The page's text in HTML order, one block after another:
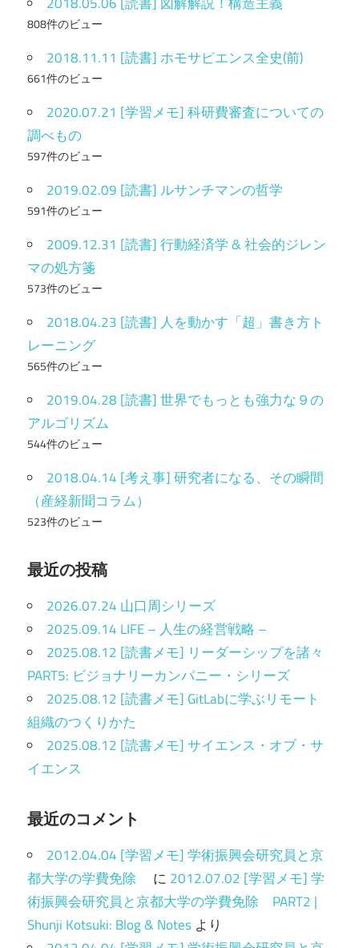
808件のビュー
2018.11.11 [読書] ホモサピエンス全史(前)
661件のビュー
2020.07.21 [学習メモ] 科研費審査についての
調べもの
597件のビュー
2019.02.09 [読書] ルサンチマンの哲学
591件のビュー
2009.12.31 [読書] 行動経済学 & 社会的ジレン
マの処方箋
573件のビュー
2018.04.23 [読書] 人を動かす「超」書き方ト
レーニング
565件のビュー
2019.04.28 [読書] 世界でもっとも強力な９の
アルゴリズム
544件のビュー
2018.04.14 [考え事] 研究者になる、その瞬間
（産経新聞コラム）
523件のビュー
最近の投稿
2026.07.24 山口周シリーズ
2025.09.14 LIFE – 人生の経営戦略 –
2025.08.12 [読書メモ] リーダーシップを諸々
PART5: ビジョナリーカンパニー・シリーズ
2025.08.12 [読書メモ] GitLabに学ぶリモート
組織のつくりかた
2025.08.12 [読書メモ] サイエンス・オブ・サ
イエンス
最近のコメント
2012.04.04 [学習メモ] 学術振興会研究員と京
都大学の学費免除
に 2012.07.02 [学習メモ] 学
術振興会研究員と京都大学の学費免除 PART2 |
Shunji Kotsuki: Blog & Notes より